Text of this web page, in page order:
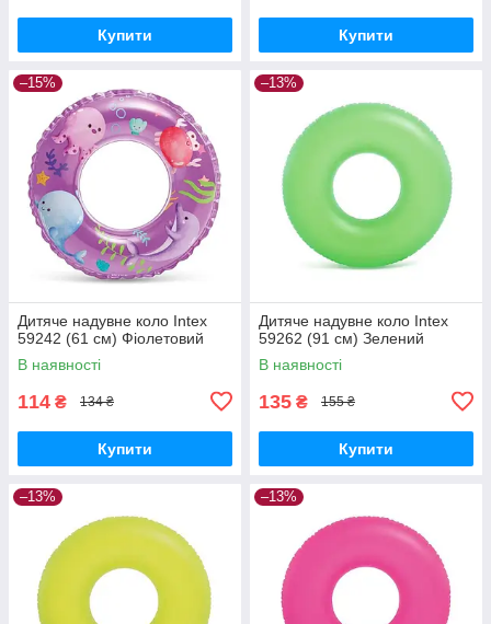
Купити Купити
–15%
Дитяче надувне коло Intex
59242 (61 см) Фіолетовий
В наявності
114 ₴ 134 ₴
Купити
–13%
Дитяче надувне коло Intex
59262 (91 см) Зелений
В наявності
135 ₴ 155 ₴
Купити
–13% –13%